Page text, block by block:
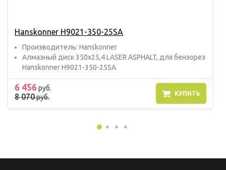
Hanskonner H9021-350-25SA
Прoизвoдитель: Hanskonner
Алмазный диск 350x25,4 LASER ASPHALT, для бензорез
Hanskonner H9021-350-25SA
6 456руб.
8 070руб. КУПИТЬ